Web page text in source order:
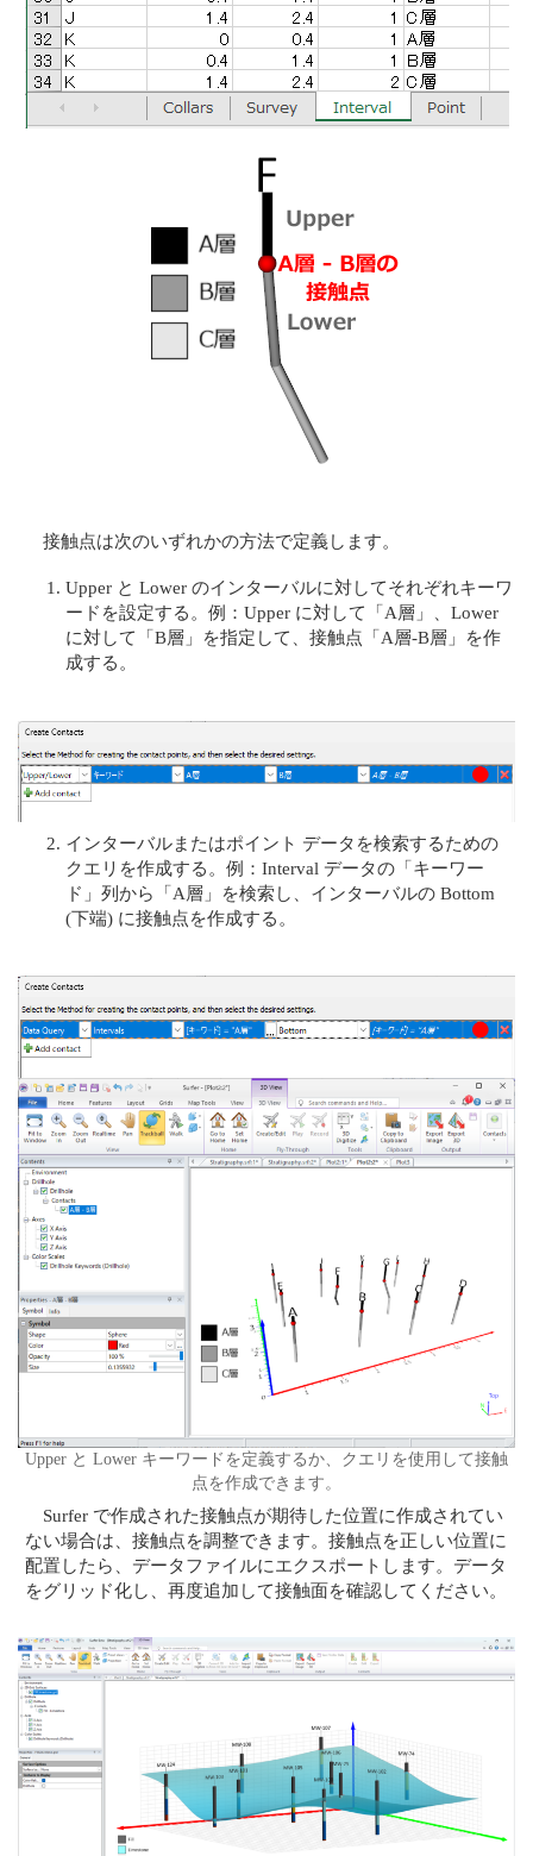
接触点は次のいずれかの方法で定義します。
Upper と Lower のインターバルに対してそれぞれキーワ
ードを設定する。例：Upper に対して「A層」、Lower
に対して「B層」を指定して、接触点「A層-B層」を作
成する。
インターバルまたはポイント データを検索するための
クエリを作成する。例：Interval データの「キーワー
ド」列から「A層」を検索し、インターバルの Bottom
(下端) に接触点を作成する。
Upper と Lower キーワードを定義するか、クエリを使用して接触
点を作成できます。
Surfer で作成された接触点が期待した位置に作成されてい
ない場合は、接触点を調整できます。接触点を正しい位置に
配置したら、データファイルにエクスポートします。データ
をグリッド化し、再度追加して接触面を確認してください。